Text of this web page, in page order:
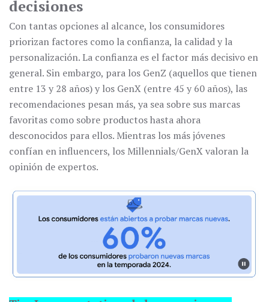
decisiones
Con tantas opciones al alcance, los consumidores
priorizan factores como la confianza, la calidad y la
personalización. La confianza es el factor más decisivo en
general. Sin embargo, para los GenZ (aquellos que tienen
entre 13 y 28 años) y los GenX (entre 45 y 60 años), las
recomendaciones pesan más, ya sea sobre sus marcas
favoritas como sobre productos hasta ahora
desconocidos para ellos. Mientras los más jóvenes
confían en influencers, los Millennials/GenX valoran la
opinión de expertos.